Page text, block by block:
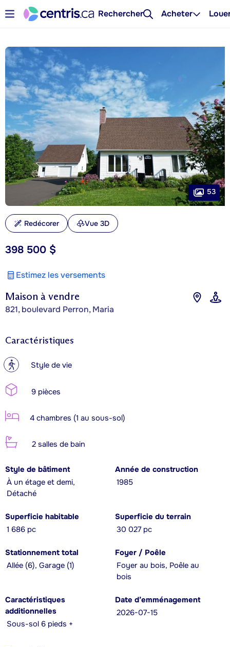
Rechercher Acheter
Maison à vendre
821, boulevard Perron, Maria
398 500 $
Estimez les versements
53
Redécorer Vue 3D
Caractéristiques
? Style de vie
9 pièces
4 chambres (1 au sous-sol)
2 salles de bain
Style de bâtiment
À un étage et demi,
Détaché
Année de construction
1985
Superficie habitable
1 686 pc
Superficie du terrain
30 027 pc
Stationnement total
Allée (6), Garage (1)
Foyer / Poêle
Foyer au bois, Poêle au
bois
Caractéristiques
additionnelles
Sous-sol 6 pieds +
Date d’emménagement
2026-07-15